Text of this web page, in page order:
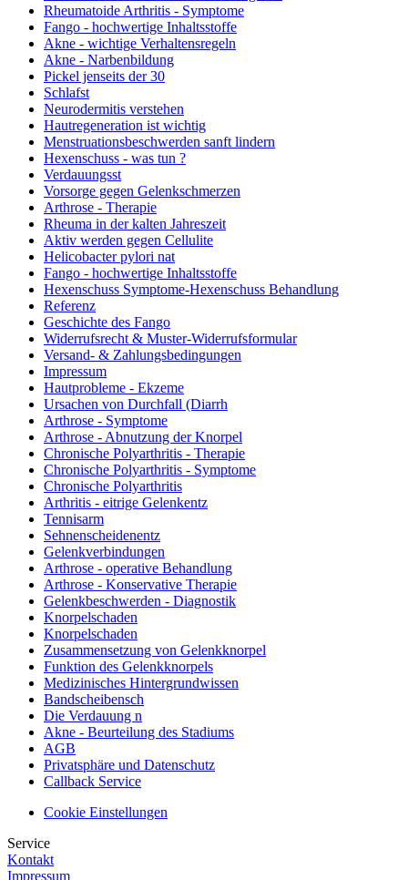
Rheumatoide Arthritis - Symptome
Fango - hochwertige Inhaltsstoffe
Akne - wichtige Verhaltensregeln
Akne - Narbenbildung
Pickel jenseits der 30
Schlafst
Neurodermitis verstehen
Hautregeneration ist wichtig
Menstruationsbeschwerden sanft lindern
Hexenschuss - was tun ?
Verdauungsst
Vorsorge gegen Gelenkschmerzen
Arthrose - Therapie
Rheuma in der kalten Jahreszeit
Aktiv werden gegen Cellulite
Helicobacter pylori nat
Fango - hochwertige Inhaltsstoffe
Hexenschuss Symptome-Hexenschuss Behandlung
Referenz
Geschichte des Fango
Widerrufsrecht & Muster-Widerrufsformular
Versand- & Zahlungsbedingungen
Impressum
Hautprobleme - Ekzeme
Ursachen von Durchfall (Diarrh
Arthrose - Symptome
Arthrose - Abnutzung der Knorpel
Chronische Polyarthritis - Therapie
Chronische Polyarthritis - Symptome
Chronische Polyarthritis
Arthritis - eitrige Gelenkentz
Tennisarm
Sehnenscheidenentz
Gelenkverbindungen
Arthrose - operative Behandlung
Arthrose - Konservative Therapie
Gelenkbeschwerden - Diagnostik
Knorpelschaden
Knorpelschaden
Zusammensetzung von Gelenkknorpel
Funktion des Gelenkknorpels
Medizinisches Hintergrundwissen
Bandscheibensch
Die Verdauung n
Akne - Beurteilung des Stadiums
AGB
Privatsphäre und Datenschutz
Callback Service
Cookie Einstellungen
Service
Kontakt
Impressum